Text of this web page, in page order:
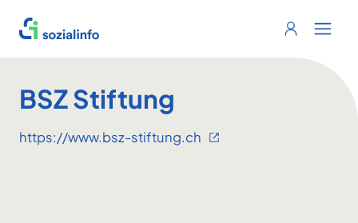
Sozialinfo
Login
BSZ Stiftung
https://www.bsz-stiftung.ch